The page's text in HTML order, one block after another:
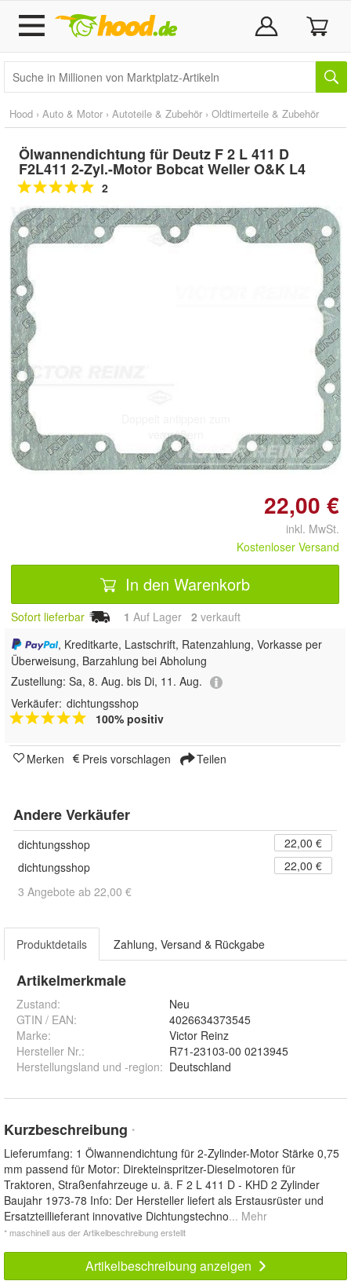
Hood › Auto & Motor › Autoteile & Zubehör › Oldtimerteile & Zubehör
Ölwannendichtung für Deutz F 2 L 411 D
F2L411 2-Zyl.-Motor Bobcat Weller O&K L4
2
vergrößern
22,00 €
inkl. MwSt.
Kostenloser Versand
In den Warenkorb
Sofort lieferbar 1 Auf Lager 2 verkauft
, Kreditkarte, Lastschrift, Ratenzahlung, Vorkasse per
Überweisung, Barzahlung bei Abholung
Zustellung: Sa, 8. Aug. bis Di, 11. Aug.
Verkäufer: dichtungsshop
100% positiv
Merken Preis vorschlagen Teilen
Andere Verkäufer
dichtungsshop
22,00 €
dichtungsshop
22,00 €
3 Angebote ab 22,00 €
Produktdetails Zahlung, Versand & Rückgabe
Artikelmerkmale
Zustand:
Neu
GTIN / EAN:
4026634373545
Marke:
Victor Reinz
Hersteller Nr.:
R71-23103-00 0213945
Herstellungsland und -region: Deutschland
Kurzbeschreibung *
Lieferumfang: 1 Ölwannendichtung für 2-Zylinder-Motor Stärke 0,75
mm passend für Motor: Direkteinspritzer-Dieselmotoren für
Traktoren, Straßenfahrzeuge u. ä. F 2 L 411 D - KHD 2 Zylinder
Baujahr 1973-78 Info: Der Hersteller liefert als Erstausrüster und
Ersatzteillieferant innovative Dichtungstechno... Mehr
* maschinell aus der Artikelbeschreibung erstellt
Artikelbeschreibung anzeigen